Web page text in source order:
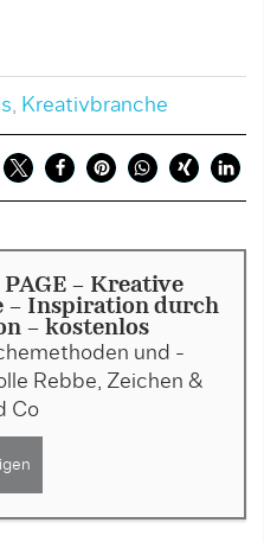
, Kreativbranche
- Kreative
– Inspiration durch
- kostenlos
und -
Rebbe, Zeichen &
Co